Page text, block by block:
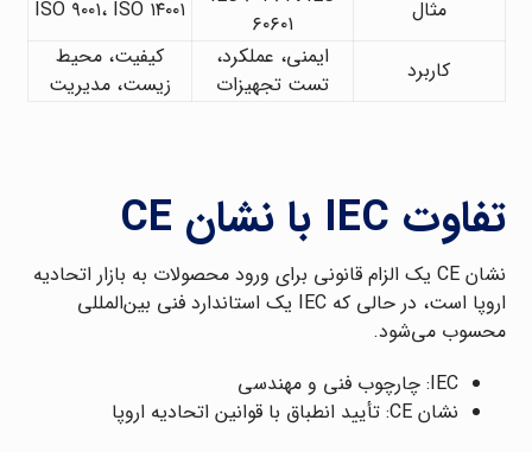
مثال
۶۰۶۰۱
ISO ۹۰۰۱، ISO ۱۴۰۰۱
کاربرد
ایمنی، عملکرد،
تست تجهیزات
کیفیت، محیط
زیست، مدیریت
تفاوت IEC با نشان CE
نشان CE یک الزام قانونی برای ورود محصولات به بازار اتحادیه
اروپا است، در حالی که IEC یک استاندارد فنی بین‌المللی
محسوب می‌شود.
IEC: چارچوب فنی و مهندسی
نشان CE: تأیید انطباق با قوانین اتحادیه اروپا